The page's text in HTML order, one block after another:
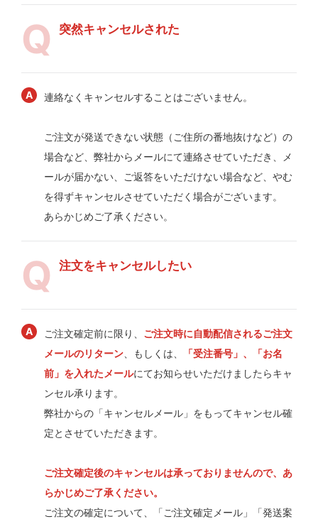
突然キャンセルされた
連絡なくキャンセルすることはございません。
ご注文が発送できない状態（ご住所の番地抜けなど）の
場合など、弊社からメールにて連絡させていただき、メ
ールが届かない、ご返答をいただけない場合など、やむ
を得ずキャンセルさせていただく場合がございます。
あらかじめご了承ください。
注文をキャンセルしたい
ご注文確定前に限り、 ご注文時に自動配信されるご注文
メールのリターン 、もしくは、
「受注番号」、「お名
前」を入れたメールにてお知らせいただけましたらキャ
ンセル承ります。
弊社からの「キャンセルメール」をもってキャンセル確
定とさせていただきます。
ご注文確定後のキャンセルは承っておりませんので、あ
らかじめご了承ください。
ご注文の確定について、「ご注文確定メール」「発送案